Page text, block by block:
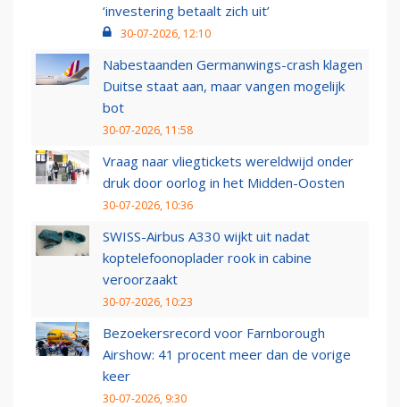
‘investering betaalt zich uit’
30-07-2026, 12:10
Nabestaanden Germanwings-crash klagen
Duitse staat aan, maar vangen mogelijk
bot
30-07-2026, 11:58
Vraag naar vliegtickets wereldwijd onder
druk door oorlog in het Midden-Oosten
30-07-2026, 10:36
SWISS-Airbus A330 wijkt uit nadat
koptelefoonoplader rook in cabine
veroorzaakt
30-07-2026, 10:23
Bezoekersrecord voor Farnborough
Airshow: 41 procent meer dan de vorige
keer
30-07-2026, 9:30